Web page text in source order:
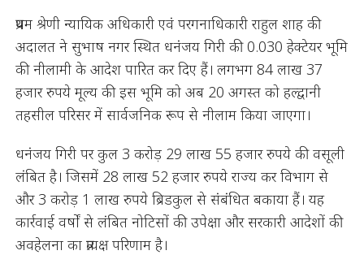
प्रथम श्रेणी न्यायिक अधिकारी एवं परगनाधिकारी राहुल शाह की
अदालत ने सुभाष नगर स्थित धनंजय गिरी की 0.030 हेक्टेयर भूमि
की नीलामी के आदेश पारित कर दिए हैं। लगभग 84 लाख 37
हजार रुपये मूल्य की इस भूमि को अब 20 अगस्त को हल्द्वानी
तहसील परिसर में सार्वजनिक रूप से नीलाम किया जाएगा।
धनंजय गिरी पर कुल 3 करोड़ 29 लाख 55 हजार रुपये की वसूली
लंबित है। जिसमें 28 लाख 52 हजार रुपये राज्य कर विभाग से
और 3 करोड़ 1 लाख रुपये ब्रिडकुल से संबंधित बकाया हैं। यह
कार्रवाई वर्षों से लंबित नोटिसों की उपेक्षा और सरकारी आदेशों की
अवहेलना का प्रत्यक्ष परिणाम है।